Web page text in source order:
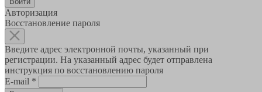
Авторизация
Восстановление пароля
Введите адрес электронной почты, указанный при
регистрации. На указанный адрес будет отправлена
инструкция по восстановлению пароля
E-mail *